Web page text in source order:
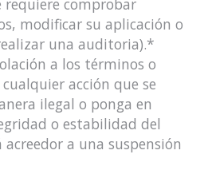
requiere comprobar
modificar su aplicación o
una auditoria).*
a los términos o
acción que se
ilegal o ponga en
o estabilidad del
acreedor a una suspensión